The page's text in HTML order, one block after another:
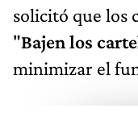
solicitó que los
"Bajen los
minimizar el